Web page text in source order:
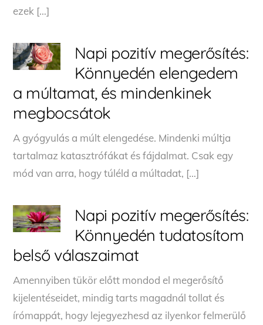
ezek […]
Napi pozitív megerősítés:
Könnyedén elengedem
a múltamat, és mindenkinek
megbocsátok
A gyógyulás a múlt elengedése. Mindenki múltja
tartalmaz katasztrófákat és fájdalmat. Csak egy
mód van arra, hogy túléld a múltadat, […]
Napi pozitív megerősítés:
Könnyedén tudatosítom
belső válaszaimat
Amennyiben tükör előtt mondod el megerősítő
kijelentéseidet, mindig tarts magadnál tollat és
írómappát, hogy lejegyezhesd az ilyenkor felmerülő